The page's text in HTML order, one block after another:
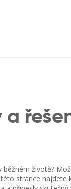
životě?
stránce najdete